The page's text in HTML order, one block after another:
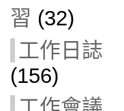
習 (32)
工作日誌
(156)